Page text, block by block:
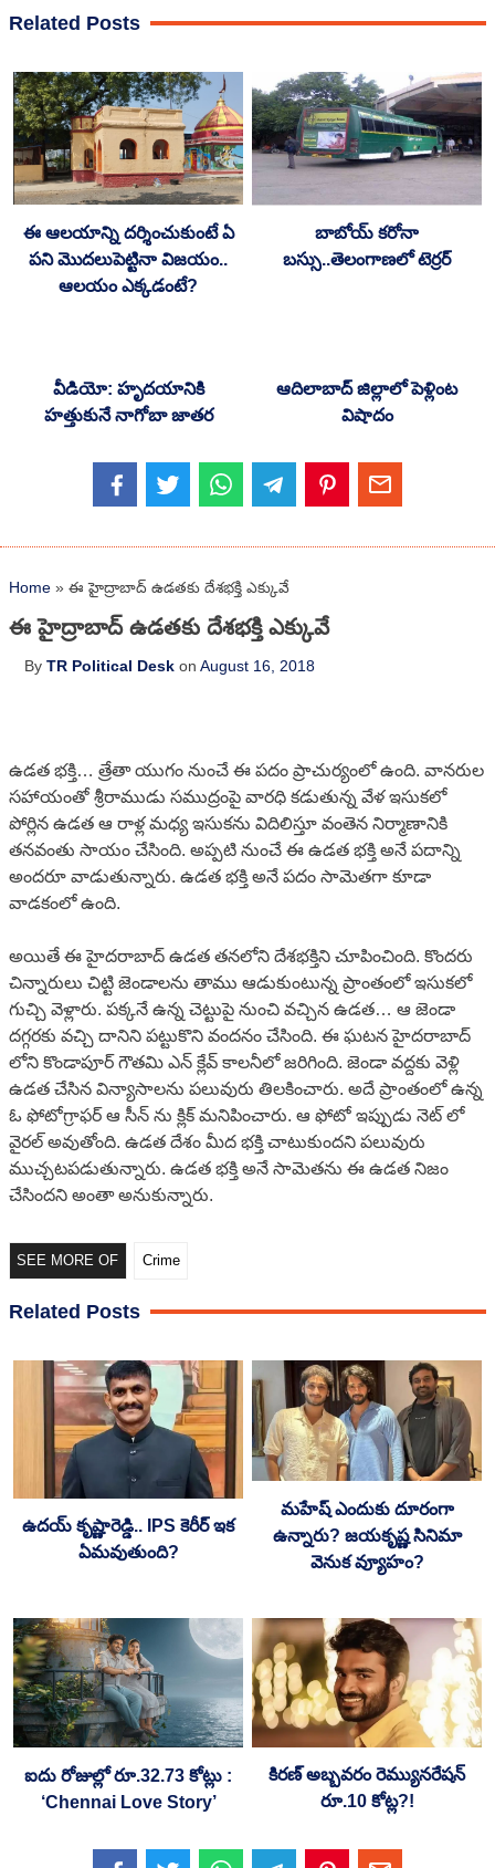
Related Posts
ఈ ఆలయాన్ని దర్శించుకుంటే ఏ
పని మొదలుపెట్టినా విజయం..
ఆలయం ఎక్కడంటే?
బాబోయ్ క‌రోనా
బ‌స్సు..తెలంగాణ‌లో టెర్ర‌ర్
వీడియో: హృద‌యానికి
హ‌త్తుకునే నాగోబా జాత‌ర‌
ఆదిలాబాద్ జిల్లాలో పెళ్లింట
విషాదం